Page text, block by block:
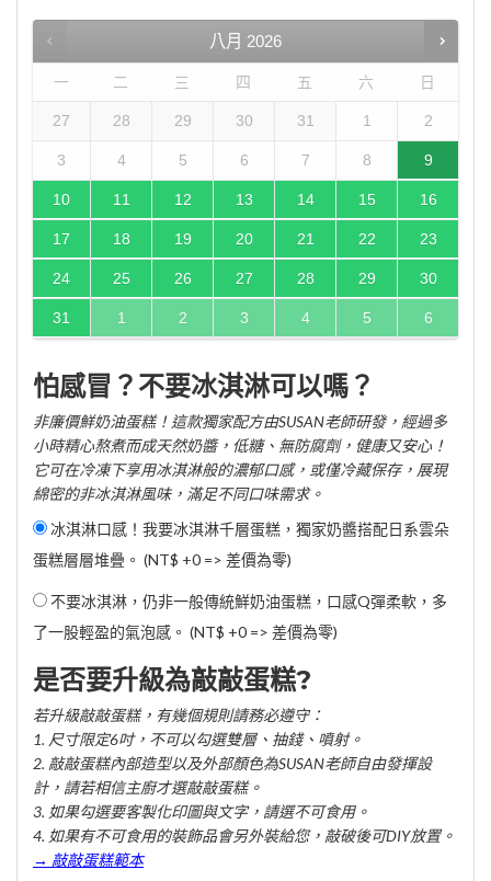
八月 2026
一 二 三 四 五 六 日
27 28 29 30 31 1 2
3 4 5 6 7 8 9
10 11 12 13 14 15 16
17 18 19 20 21 22 23
24 25 26 27 28 29 30
31 1 2 3 4 5 6
怕感冒？不要冰淇淋可以嗎？
非廉價鮮奶油蛋糕！這款獨家配方由SUSAN老師研發，經過多
小時精心熬煮而成天然奶醬，低糖、無防腐劑，健康又安心！
它可在冷凍下享用冰淇淋般的濃郁口感，或僅冷藏保存，展現
綿密的非冰淇淋風味，滿足不同口味需求。
冰淇淋口感！我要冰淇淋千層蛋糕，獨家奶醬搭配日系雲朵
蛋糕層層堆疊。 (NT$ +0 => 差價為零)
不要冰淇淋，仍非一般傳統鮮奶油蛋糕，口感Q彈柔軟，多
了一股輕盈的氣泡感。 (NT$ +0 => 差價為零)
是否要升級為敲敲蛋糕?
若升級敲敲蛋糕，有幾個規則請務必遵守：
1. 尺寸限定6吋，不可以勾選雙層、抽錢、噴射。
2. 敲敲蛋糕內部造型以及外部顏色為SUSAN老師自由發揮設
計，請若相信主廚才選敲敲蛋糕。
3. 如果勾選要客製化印圖與文字，請選不可食用。
4. 如果有不可食用的裝飾品會另外裝給您，敲破後可DIY放置。
→ 敲敲蛋糕範本